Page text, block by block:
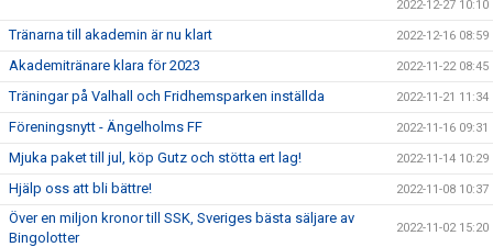
2022-12-27 10:10
Tränarna till akademin är nu klart 2022-12-16 08:59
Akademitränare klara för 2023 2022-11-22 08:45
Träningar på Valhall och Fridhemsparken inställda 2022-11-21 11:34
Föreningsnytt - Ängelholms FF 2022-11-16 09:31
Mjuka paket till jul, köp Gutz och stötta ert lag! 2022-11-14 10:29
Hjälp oss att bli bättre! 2022-11-08 10:37
Över en miljon kronor till SSK, Sveriges bästa säljare av
Bingolotter
2022-11-02 15:20